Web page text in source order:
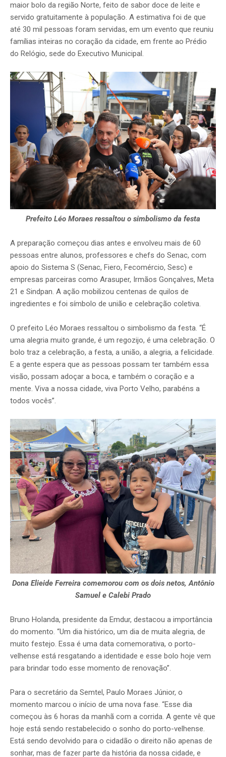
maior bolo da região Norte, feito de sabor doce de leite e
servido gratuitamente à população. A estimativa foi de que
até 30 mil pessoas foram servidas, em um evento que reuniu
famílias inteiras no coração da cidade, em frente ao Prédio
do Relógio, sede do Executivo Municipal.
Prefeito Léo Moraes ressaltou o simbolismo da festa
A preparação começou dias antes e envolveu mais de 60
pessoas entre alunos, professores e chefs do Senac, com
apoio do Sistema S (Senac, Fiero, Fecomércio, Sesc) e
empresas parceiras como Arasuper, Irmãos Gonçalves, Meta
21 e Sindpan. A ação mobilizou centenas de quilos de
ingredientes e foi símbolo de união e celebração coletiva.
O prefeito Léo Moraes ressaltou o simbolismo da festa. “É
uma alegria muito grande, é um regozijo, é uma celebração. O
bolo traz a celebração, a festa, a união, a alegria, a felicidade.
E a gente espera que as pessoas possam ter também essa
visão, possam adoçar a boca, e também o coração e a
mente. Viva a nossa cidade, viva Porto Velho, parabéns a
todos vocês”.
Dona Elieide Ferreira comemorou com os dois netos, Antônio
Samuel e Calebi Prado
Bruno Holanda, presidente da Emdur, destacou a importância
do momento. “Um dia histórico, um dia de muita alegria, de
muito festejo. Essa é uma data comemorativa, o porto-
velhense está resgatando a identidade e esse bolo hoje vem
para brindar todo esse momento de renovação”.
Para o secretário da Semtel, Paulo Moraes Júnior, o
momento marcou o início de uma nova fase. “Esse dia
começou às 6 horas da manhã com a corrida. A gente vê que
hoje está sendo restabelecido o sonho do porto-velhense.
Está sendo devolvido para o cidadão o direito não apenas de
sonhar, mas de fazer parte da história da nossa cidade, e